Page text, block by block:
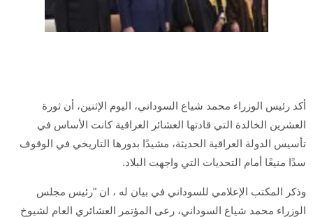
أكد رئيس الوزراء محمد شياع السوداني، اليوم الإثنين، أن ثورة
العشرين الخالدة التي قادتها العشائر العراقية كانت الأساس في
تأسيس الدولة العراقية الحديثة، مشيدًا بدورها التاريخي في الوقوف
سدًا منيعًا أمام التحديات التي واجهت البلاد.
وذكر المكتب الإعلامي للسوداني في بيان له ، ان "رئيس مجلس
الوزراء محمد شياع السوداني، رعى المؤتمر العشائري العام لشيوخ